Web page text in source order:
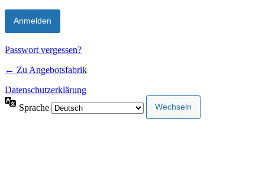
Passwort vergessen?
← Zu Angebotsfabrik
Datenschutzerklärung
Sprache